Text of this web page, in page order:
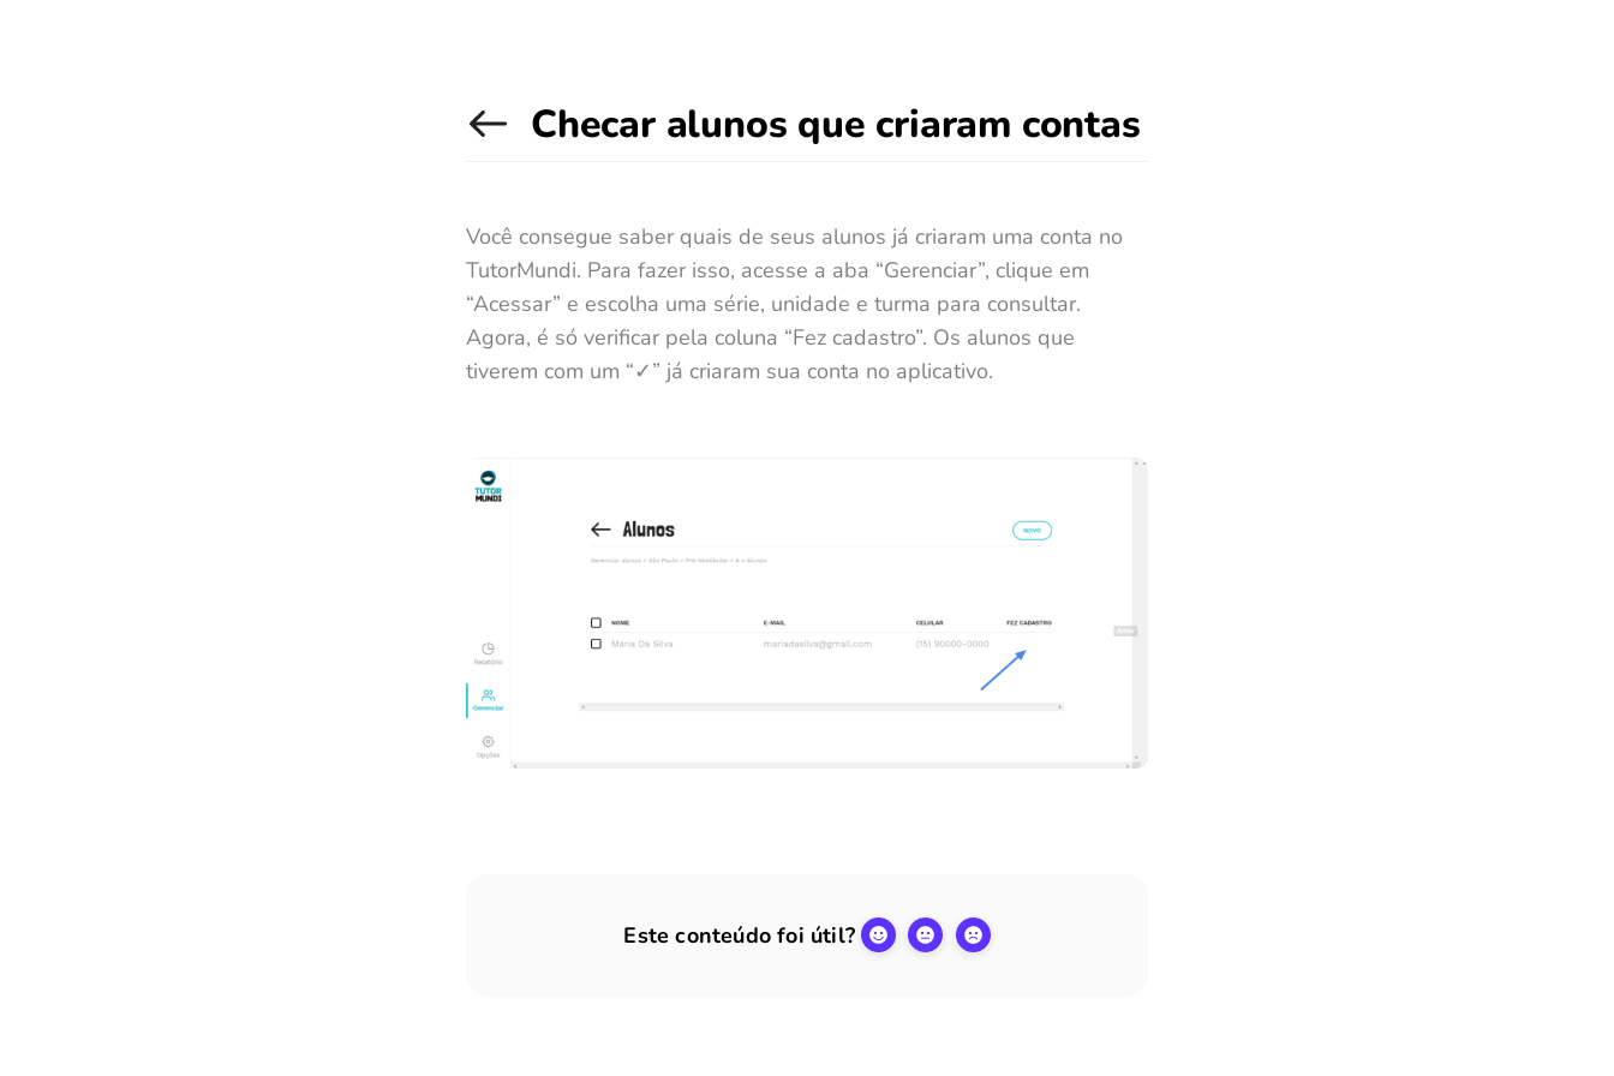
Checar alunos que criaram contas
Você consegue saber quais de seus alunos já criaram uma conta no
TutorMundi. Para fazer isso, acesse a aba “Gerenciar”, clique em
“Acessar” e escolha uma série, unidade e turma para consultar.
Agora, é só verificar pela coluna “Fez cadastro”. Os alunos que
tiverem com um “✓” já criaram sua conta no aplicativo.
Este conteúdo foi útil?